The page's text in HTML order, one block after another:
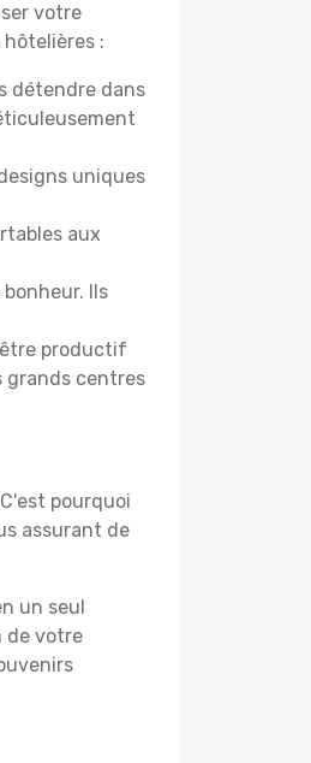
votre
:
détendre dans
uniques
aux
Ils
productif
grands centres
pourquoi
assurant de
un seul
de votre